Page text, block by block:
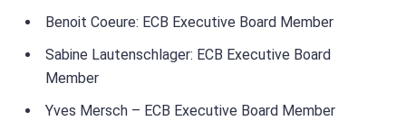
Benoit Coeure: ECB Executive Board Member
Sabine Lautenschlager: ECB Executive Board
Member
Yves Mersch – ECB Executive Board Member